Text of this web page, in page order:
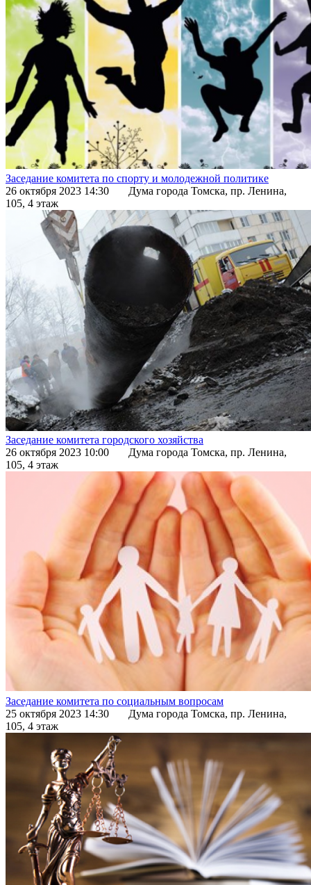
Заседание комитета по спорту и молодежной политике
26 октября 2023 14:30 Дума города Томска, пр. Ленина,
105, 4 этаж
Заседание комитета городского хозяйства
26 октября 2023 10:00 Дума города Томска, пр. Ленина,
105, 4 этаж
Заседание комитета по социальным вопросам
25 октября 2023 14:30 Дума города Томска, пр. Ленина,
105, 4 этаж